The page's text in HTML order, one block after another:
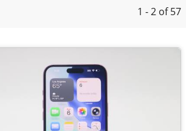
1 - 2 of 57